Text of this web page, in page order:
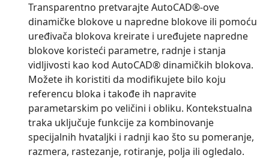
Transparentno pretvarajte AutoCAD®-ove
dinamičke blokove u napredne blokove ili pomoću
uređivača blokova kreirate i uređujete napredne
blokove koristeći parametre, radnje i stanja
vidljivosti kao kod AutoCAD® dinamičkih blokova.
Možete ih koristiti da modifikujete bilo koju
referencu bloka i takođe ih napravite
parametarskim po veličini i obliku. Kontekstualna
traka uključuje funkcije za kombinovanje
specijalnih hvataljki i radnji kao što su pomeranje,
razmera, rastezanje, rotiranje, polja ili ogledalo.